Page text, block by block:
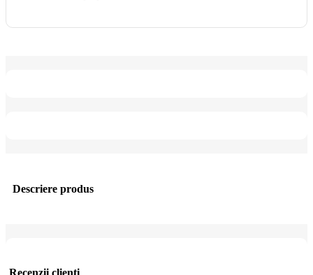
Descriere produs